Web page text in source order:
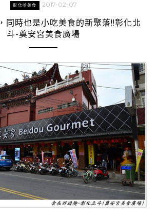
彰化哈美食 2017-02-07
同時也是小吃美食的新聚落!!彰化北
斗-奠安宮美食廣場